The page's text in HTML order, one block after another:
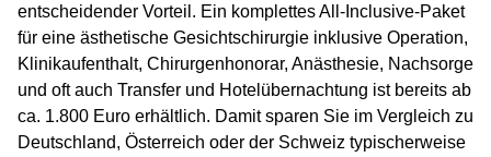
entscheidender Vorteil. Ein komplettes All-Inclusive-Paket
für eine ästhetische Gesichtschirurgie inklusive Operation,
Klinikaufenthalt, Chirurgenhonorar, Anästhesie, Nachsorge
und oft auch Transfer und Hotelübernachtung ist bereits ab
ca. 1.800 Euro erhältlich. Damit sparen Sie im Vergleich zu
Deutschland, Österreich oder der Schweiz typischerweise